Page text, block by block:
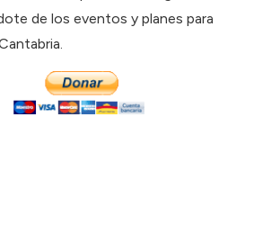
de los eventos y planes para